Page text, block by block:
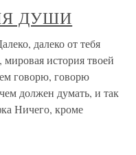
ДУШИ
далеко от тебя
мировая история твоей
говорю, говорю
должен думать, и так
Ничего, кроме